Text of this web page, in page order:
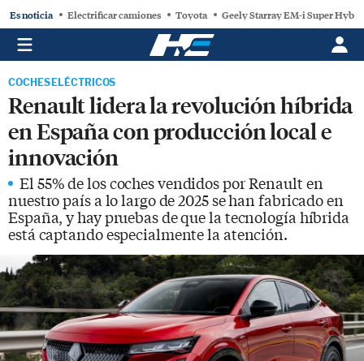
Es noticia Electrificar camiones Toyota Geely Starray EM-i Super
COCHES ELÉCTRICOS
Renault lidera la revolución híbrida
en España con producción local e
innovación
El 55% de los coches vendidos por Renault en
nuestro país a lo largo de 2025 se han fabricado en
España, y hay pruebas de que la tecnología híbrida
está captando especialmente la atención.